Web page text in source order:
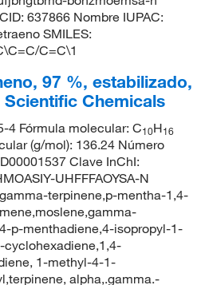
637866 Nombre IUPAC:
SMILES:
C=C\1
97 %, estabilizado,
Scientific Chemicals
4 Fórmula molecular: C10H16
(g/mol): 136.24 Número
Clave InChI:
UHFFFAOYSA-N
terpinene,p-mentha-1,4-
p-menthadiene,4-isopropyl-1-
cyclohexadiene,1,4-
1-methyl-4-1-
alpha,.gamma.-